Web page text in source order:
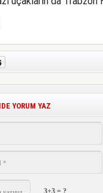
YORUM YAZ
3+3 = ?